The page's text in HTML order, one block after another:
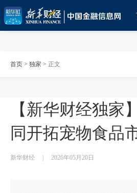
首页 > 独家 > 正文
【新华财经独家
同开拓宠物食品
新华财经 2026年05月20日